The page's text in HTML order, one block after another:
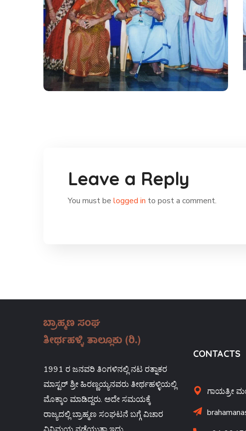
ಶ್ರೀ ಬಿ.ಕೆ. ಗಣೇಶರಾವ್ ಇವರಿಗೆ
ಸನ್ಮಾನ
#Gallery
Leave a Reply
You must be logged in to post a comment.
1991 ರ ಜನವರಿ ತಿಂಗಳಿನಲ್ಲಿ ನಟ ರತ್ನಾಕರ
ಮಾಸ್ಟರ್ ಶ್ರೀ ಹಿರಣ್ಣಯ್ಯನವರು ತೀರ್ಥಹಳ್ಳಿಯಲ್ಲಿ
ಮೊಕ್ಕಾಂ ಮಾಡಿದ್ದರು. ಅದೇ ಸಮಯಕ್ಕೆ
ರಾಜ್ಯದಲ್ಲಿ ಬ್ರಾಹ್ಮಣ ಸಂಘಟನೆ ಬಗ್ಗೆ ವಿಚಾರ
CONTACTS
ಗಾಯತ್ರೀ